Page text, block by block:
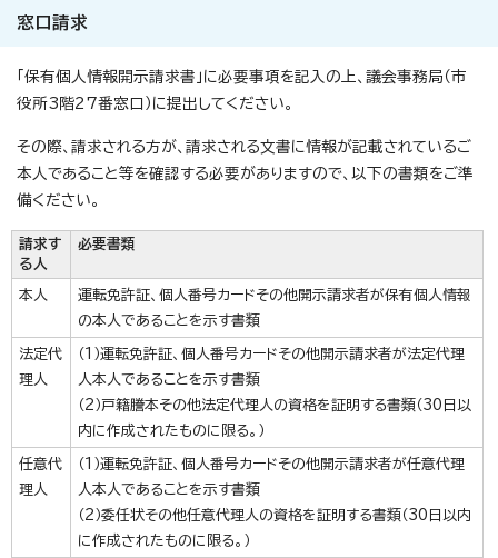
窓口請求
「保有個人情報開示請求書」に必要事項を記入の上、議会事務局（市
役所3階27番窓口）に提出してください。
その際、請求される方が、請求される文書に情報が記載されているご
本人であること等を確認する必要がありますので、以下の書類をご準
備ください。
請求す
る人
必要書類
本人
運転免許証、個人番号カードその他開示請求者が保有個人情報
の本人であることを示す書類
法定代
理人
（1）運転免許証、個人番号カードその他開示請求者が法定代理
人本人であることを示す書類
（2）戸籍謄本その他法定代理人の資格を証明する書類（30日以
内に作成されたものに限る。）
任意代
理人
（1）運転免許証、個人番号カードその他開示請求者が任意代理
人本人であることを示す書類
（2）委任状その他任意代理人の資格を証明する書類（30日以内
に作成されたものに限る。）